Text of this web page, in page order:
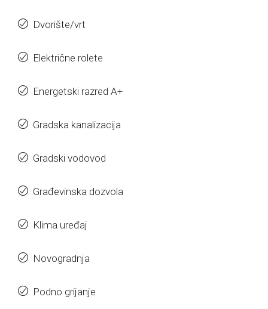
Dvorište/vrt
Električne rolete
Energetski razred A+
Gradska kanalizacija
Gradski vodovod
Građevinska dozvola
Klima uređaj
Novogradnja
Podno grijanje